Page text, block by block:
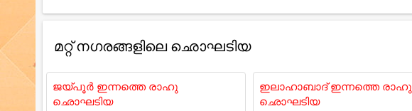
മറ്റ് നഗരങ്ങളിലെ ഛൊഘടിയ
ജയ്പൂർ ഇന്നത്തെ രാഹു
ഛൊഘടിയ
ഇലാഹാബാദ് ഇന്നത്തെ രാഹു
ഛൊഘടിയ